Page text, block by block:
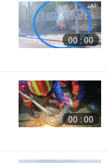
00 : 00
00 : 00